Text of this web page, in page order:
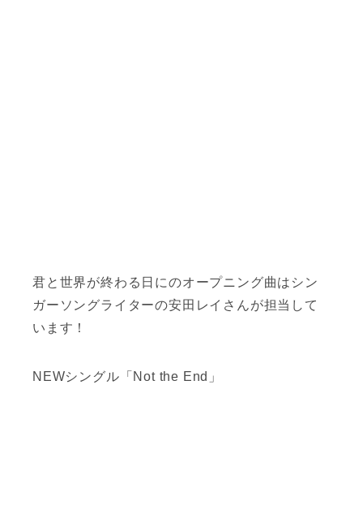
君と世界が終わる日にのオープニング曲はシン
ガーソングライターの安田レイさんが担当して
います！
NEWシングル「Not the End」